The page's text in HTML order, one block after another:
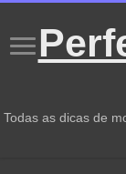
Todas as dicas de